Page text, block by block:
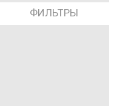
ФИЛЬТРЫ